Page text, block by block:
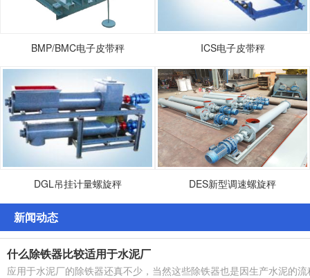
BMP/BMC电子皮带秤 ICS电子皮带秤
DGL吊挂计量螺旋秤 DES新型调速螺旋秤
新闻动态
什么除铁器比较适用于水泥厂
应用于水泥厂的除铁器还真不少，当然这些除铁器也是因生产水泥的流